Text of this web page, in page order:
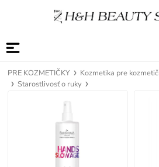
PRE KOZMETIČKY Kozmetika pre
Starostlivosť o ruky